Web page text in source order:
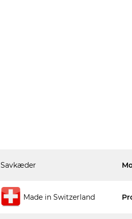
Savkæder
Made in Switzerland